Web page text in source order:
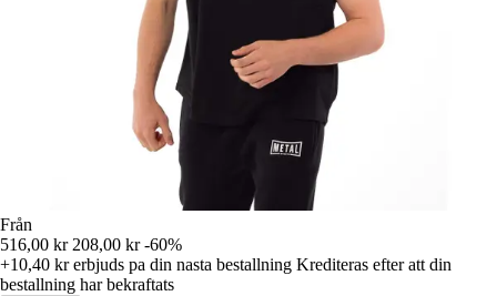
Från
516,00 kr 208,00 kr -60%
+10,40 krerbjuds pa din nasta bestallning Krediteras efter att din
bestallning har bekraftats